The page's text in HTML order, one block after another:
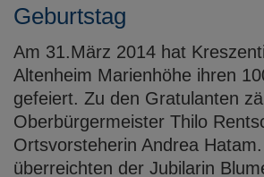
Geburtstag
Am 31.März 2014 hat
Altenheim Marienhöhe ihren
gefeiert. Zu den Gratulanten
Oberbürgermeister Thilo
Ortsvorsteherin Andrea
überreichten der Jubilarin